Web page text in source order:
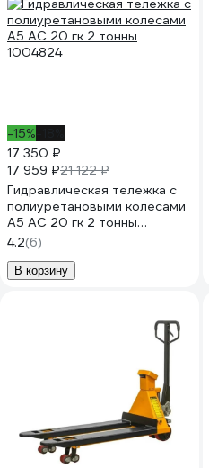
-15%
17 350 ₽
17 959 ₽21 122 ₽
Гидравлическая тележка с
полиуретановыми колесами
А5 AC 20 гк 2 тонны
1004824
4.2(6)
В корзину